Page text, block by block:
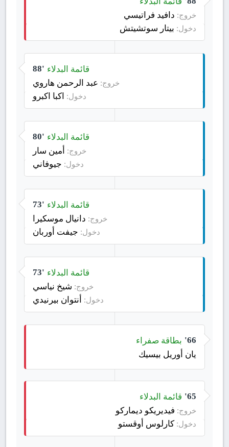
خروج: دافيد فراتيسي
دخول: بيتار سوتشيتش
88' قائمة البدلاء
خروج: عبد الرحمن هاروي
دخول: اكبا اكبرو
80' قائمة البدلاء
خروج: أمين سار
دخول: جيوفاني
73' قائمة البدلاء
خروج: دانيال موسكيرا
دخول: جيفت أوربان
73' قائمة البدلاء
خروج: شيخ نياسي
دخول: أنتوان بيرنيدي
66' بطاقة صفراء
يان أوريل بيسيك
65' قائمة البدلاء
خروج: فيديريكو ديماركو
دخول: كارلوس أوقستو